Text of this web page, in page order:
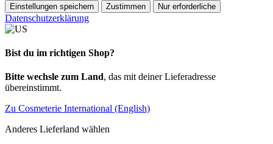
Einstellungen speichern Zustimmen Nur erforderliche
Datenschutzerklärung
Bist du im richtigen Shop?
Bitte wechsle zum Land, das mit deiner Lieferadresse
übereinstimmt.
Zu Cosmeterie International (English)
Anderes Lieferland wählen